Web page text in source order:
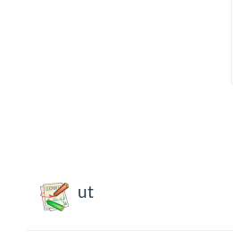
ut